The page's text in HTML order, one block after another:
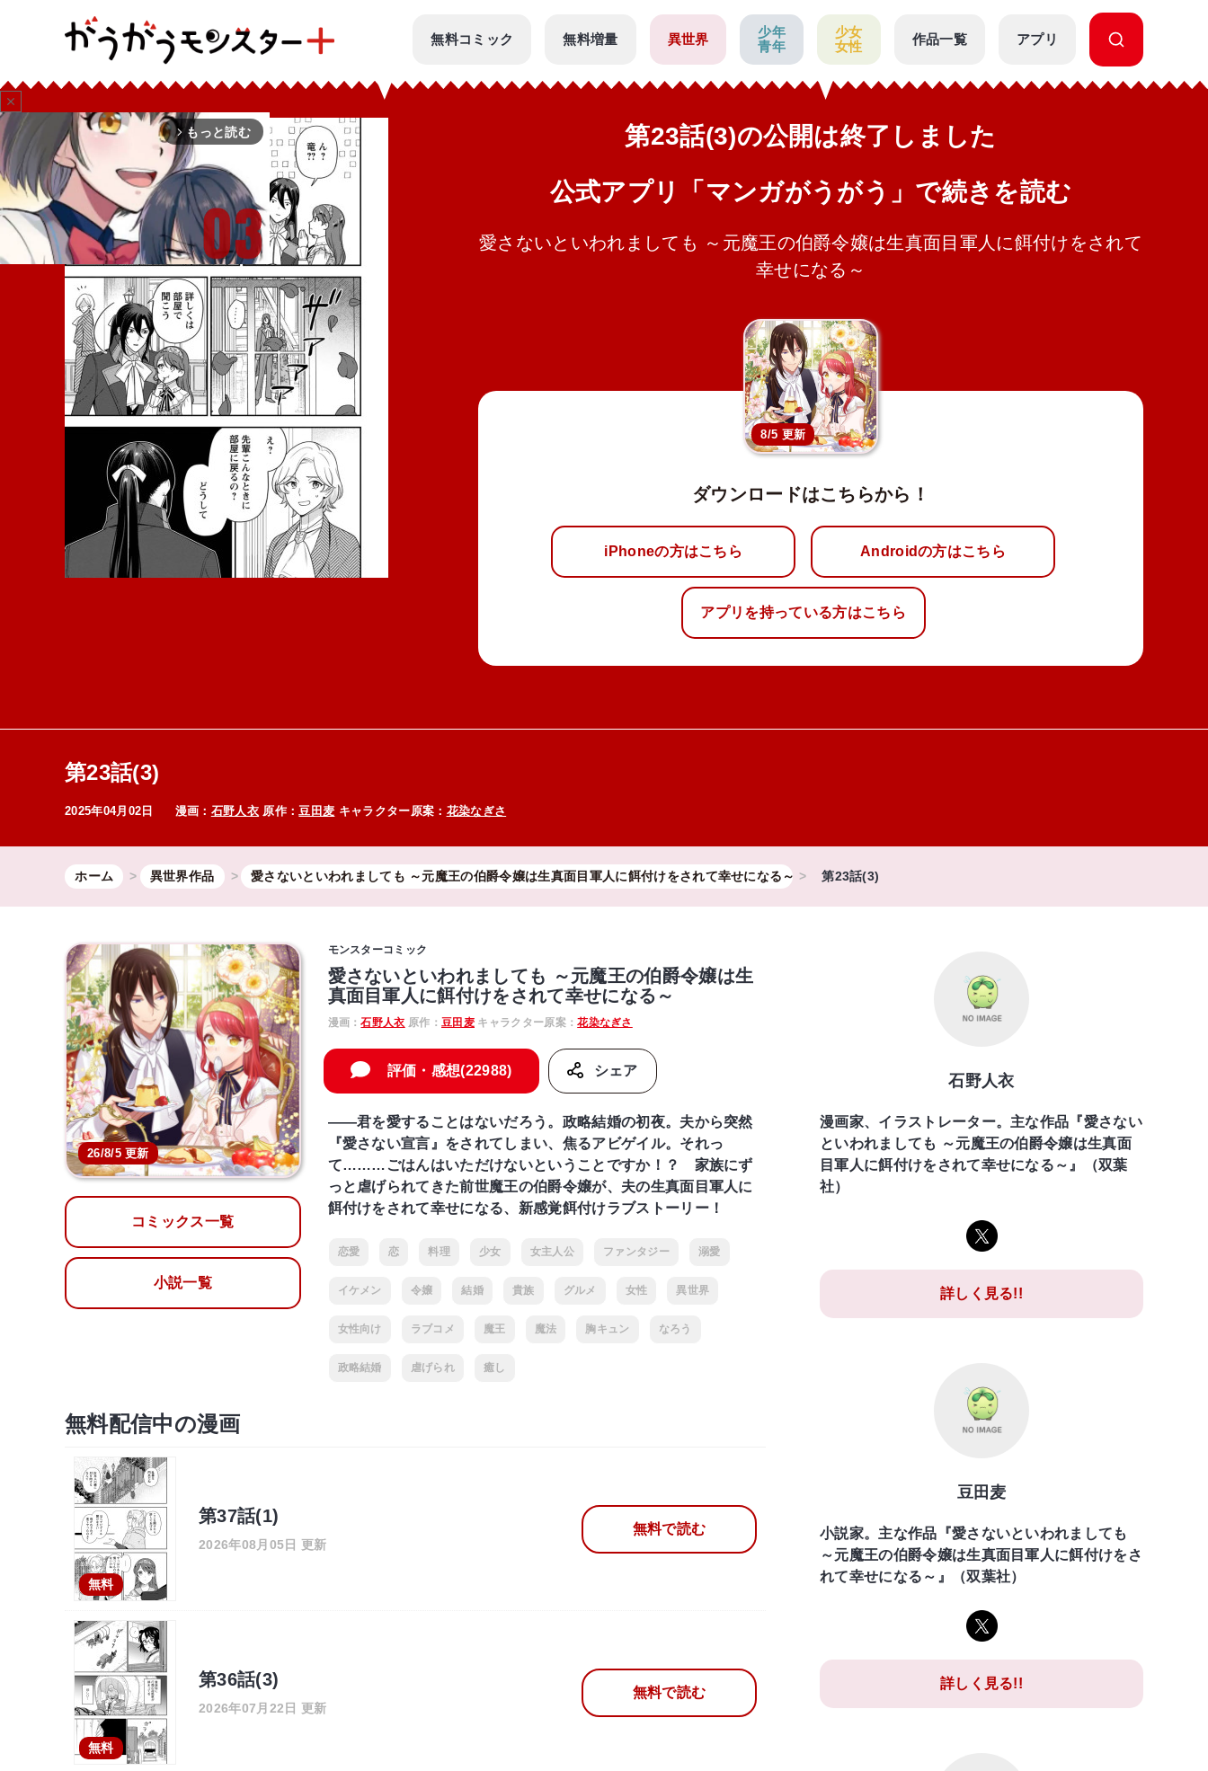
無料コミック 無料増量 異世界
少年
青年
少女
女性
作品一覧 アプリ
第23話(3)の公開は終了しました
公式アプリ「マンガがうがう」で続きを読む
愛さないといわれましても ～元魔王の伯爵令嬢は生真面目軍人に餌付けをされて
幸せになる～
8/5 更新
ダウンロードはこちらから！
iPhoneの方はこちら Androidの方はこちら
アプリを持っている方はこちら
第23話(3)
2025年04月02日 漫画： 石野人衣 原作：豆田麦 キャラクター原案： 花染なぎさ
ホーム 異世界作品 愛さないといわれましても ～元魔王の伯爵令嬢は生真面目軍人に餌付けをされて幸せになる～ 第23話(3)
26/8/5 更新
コミックス一覧
小説一覧
モンスターコミック
愛さないといわれましても ～元魔王の伯爵令嬢は生
真面目軍人に餌付けをされて幸せになる～
漫画：石野人衣 原作：豆田麦 キャラクター原案：花染なぎさ
評価・感想(22988) シェア
――君を愛することはないだろう。政略結婚の初夜。夫から突然
『愛さない宣言』をされてしまい、焦るアビゲイル。それっ
て………ごはんはいただけないということですか！？ 家族にず
っと虐げられてきた前世魔王の伯爵令嬢が、夫の生真面目軍人に
餌付けをされて幸せになる、新感覚餌付けラブストーリー！
恋愛 恋 料理 少女 女主人公 ファンタジー 溺愛
イケメン 令嬢 結婚 貴族 グルメ 女性 異世界
女性向け ラブコメ 魔王 魔法 胸キュン なろう
政略結婚 虐げられ 癒し
無料配信中の漫画
無料
第37話(1)
2026年08月05日 更新
無料で読む
無料
第36話(3)
2026年07月22日 更新
無料で読む
石野人衣
漫画家、イラストレーター。主な作品『愛さない
といわれましても ～元魔王の伯爵令嬢は生真面
目軍人に餌付けをされて幸せになる～』（双葉
社）
詳しく見る!!
豆田麦
小説家。主な作品『愛さないといわれましても
～元魔王の伯爵令嬢は生真面目軍人に餌付けをさ
れて幸せになる～』（双葉社）
詳しく見る!!
close
arrow_forward_ios もっと読む
Mute